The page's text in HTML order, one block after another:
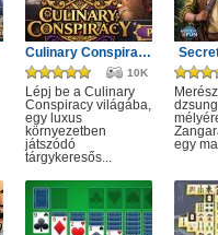
Culinary Conspiracy
10K
Lépj be a Culinary
Conspiracy világába,
egy luxus
környezetben
játszódó
tárgykeresős...
egy